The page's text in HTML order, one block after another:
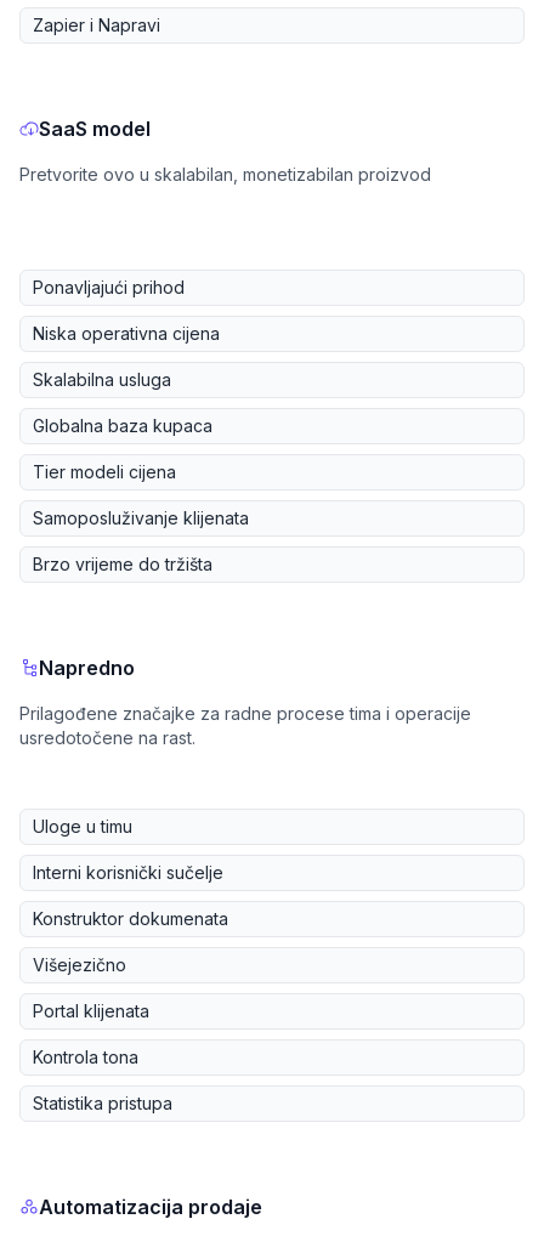
Zapier i Napravi
SaaS model
Pretvorite ovo u skalabilan, monetizabilan proizvod
Ponavljajući prihod
Niska operativna cijena
Skalabilna usluga
Globalna baza kupaca
Tier modeli cijena
Samoposluživanje klijenata
Brzo vrijeme do tržišta
Napredno
Prilagođene značajke za radne procese tima i operacije
usredotočene na rast.
Uloge u timu
Interni korisnički sučelje
Konstruktor dokumenata
Višejezično
Portal klijenata
Kontrola tona
Statistika pristupa
Automatizacija prodaje